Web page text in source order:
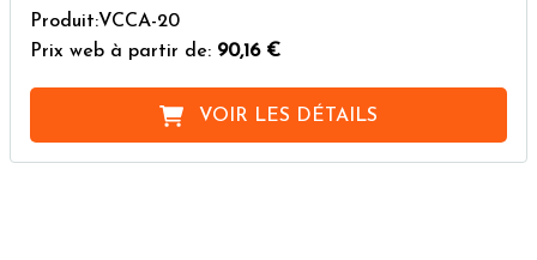
Produit:VCCA-20
Prix web à partir de: 90,16 €
VOIR LES DÉTAILS